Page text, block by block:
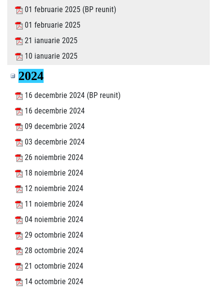
01 februarie 2025 (BP reunit)
01 februarie 2025
21 ianuarie 2025
10 ianuarie 2025
2024
16 decembrie 2024 (BP reunit)
16 decembrie 2024
09 decembrie 2024
03 decembrie 2024
26 noiembrie 2024
18 noiembrie 2024
12 noiembrie 2024
11 noiembrie 2024
04 noiembrie 2024
29 octombrie 2024
28 octombrie 2024
21 octombrie 2024
14 octombrie 2024